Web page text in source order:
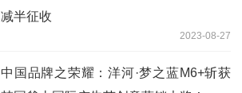
减半征收
2023-08-27
中国品牌之荣耀：洋河·梦之蓝M6+斩获